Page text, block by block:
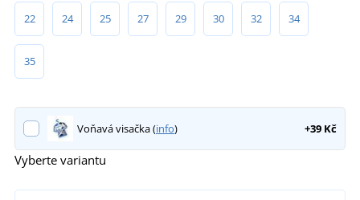
22 24 25 27 29 30 32 34
35
Voňavá visačka (info) +39 Kč
Vyberte variantu